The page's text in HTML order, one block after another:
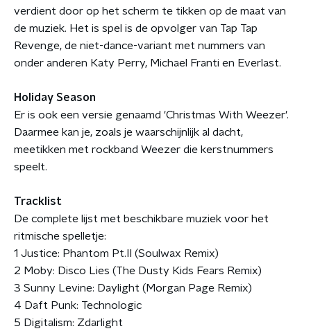
verdient door op het scherm te tikken op de maat van
de muziek. Het is spel is de opvolger van Tap Tap
Revenge, de niet-dance-variant met nummers van
onder anderen Katy Perry, Michael Franti en Everlast.
Holiday Season
Er is ook een versie genaamd 'Christmas With Weezer'.
Daarmee kan je, zoals je waarschijnlijk al dacht,
meetikken met rockband Weezer die kerstnummers
speelt.
Tracklist
De complete lijst met beschikbare muziek voor het
ritmische spelletje:
1 Justice: Phantom Pt.II (Soulwax Remix)
2 Moby: Disco Lies (The Dusty Kids Fears Remix)
3 Sunny Levine: Daylight (Morgan Page Remix)
4 Daft Punk: Technologic
5 Digitalism: Zdarlight